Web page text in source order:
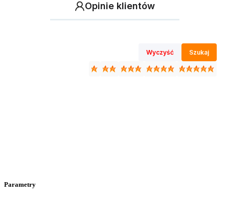
Opinie klientów
Wyczyść Szukaj
Parametry